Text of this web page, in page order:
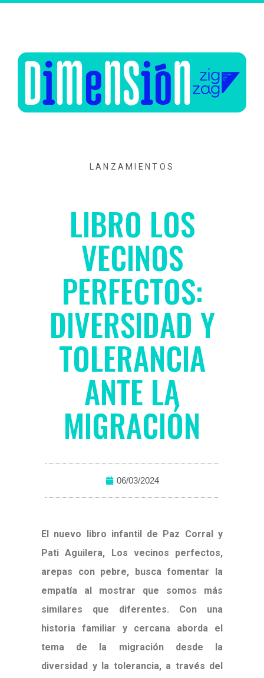
LANZAMIENTOS
LIBRO LOS
VECINOS
PERFECTOS:
DIVERSIDAD Y
TOLERANCIA
ANTE LA
MIGRACIÓN
06/03/2024
El nuevo libro infantil de Paz Corral y
Pati Aguilera, Los vecinos perfectos,
arepas con pebre, busca fomentar la
empatía al mostrar que somos más
similares que diferentes. Con una
historia familiar y cercana aborda el
tema de la migración desde la
diversidad y la tolerancia, a través del